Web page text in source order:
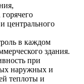
центрального
в каждом
здания.
при
наружных и
теплоты и